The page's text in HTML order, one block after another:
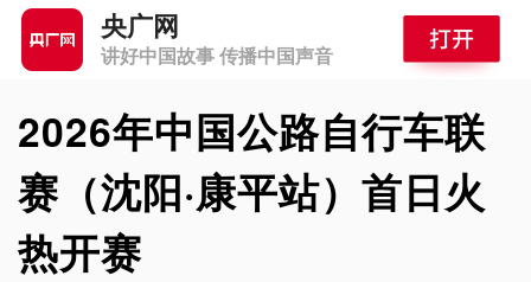
央广网
讲好中国故事 传播中国声音
2026年中国公路自行车联
赛（沈阳·康平站）首日火
热开赛